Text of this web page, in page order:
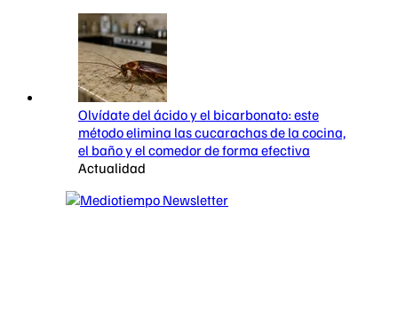
Olvídate del ácido y el bicarbonato: este
método elimina las cucarachas de la cocina,
el baño y el comedor de forma efectiva
Actualidad